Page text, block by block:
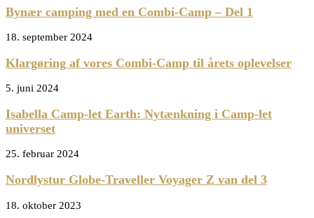
Bynær camping med en Combi-Camp – Del 1
18. september 2024
Klargøring af vores Combi-Camp til årets oplevelser
5. juni 2024
Isabella Camp-let Earth: Nytænkning i Camp-let
universet
25. februar 2024
Nordlystur Globe-Traveller Voyager Z van del 3
18. oktober 2023